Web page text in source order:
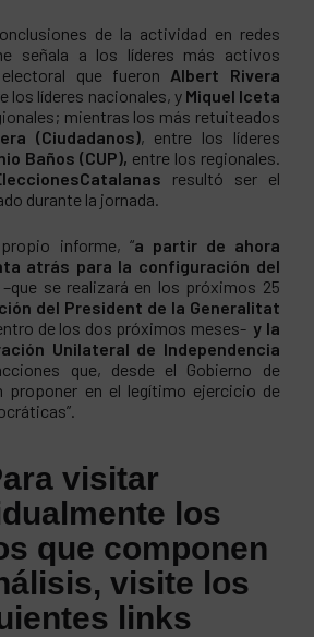
de la actividad en redes
señala a los líderes más activos
que fueron Albert Rivera
los líderes nacionales, y Miquel Iceta
mientras los más retuiteados
(Ciudadanos), entre los líderes
Baños (CUP), entre los regionales.
resultó ser el
durante la jornada.
informe, “a partir de ahora
atrás para la configuración del
–que se realizará en los próximos 25
del President de la Generalitat
de los dos próximos meses- y la
Unilateral de Independencia
que, desde el Gobierno de
proponer en el legítimo ejercicio de
visitar
los
que componen
visite los
links